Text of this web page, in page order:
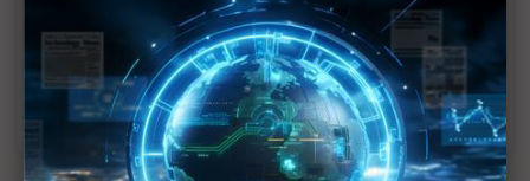
Tesla模式難複製！ EV新創Fisker準備申請破產
歐洲汽車供應商裁員潮擴大 未來營運難度增